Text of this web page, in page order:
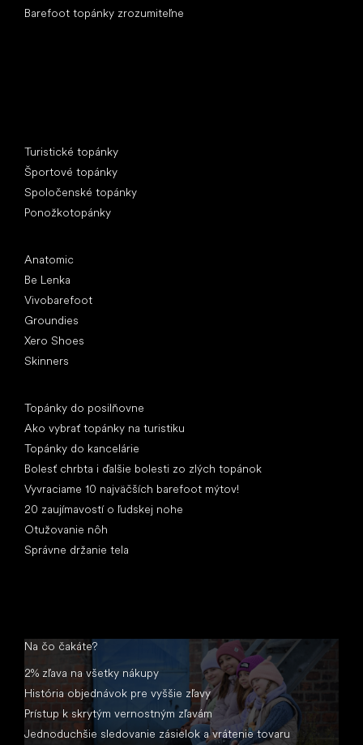
Barefoot topánky zrozumiteľne
Turistické topánky
Športové topánky
Spoločenské topánky
Ponožkotopánky
Anatomic
Be Lenka
Vivobarefoot
Groundies
Xero Shoes
Skinners
Topánky do posilňovne
Ako vybrať topánky na turistiku
Topánky do kancelárie
Bolesť chrbta i ďalšie bolesti zo zlých topánok
Vyvraciame 10 najväčších barefoot mýtov!
20 zaujímavostí o ľudskej nohe
Otužovanie nôh
Správne držanie tela
Na čo čakáte?
2% zľava na všetky nákupy
História objednávok pre vyššie zľavy
Prístup k skrytým vernostným zľavám
Jednoduchšie sledovanie zásielok a vrátenie tovaru